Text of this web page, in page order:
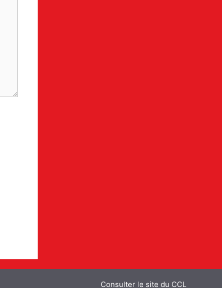
Consulter le site du CCL